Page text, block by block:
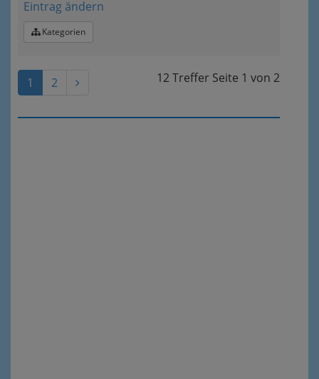
Eintrag ändern
Kategorien
12 Treffer Seite 1 von 2
1 2